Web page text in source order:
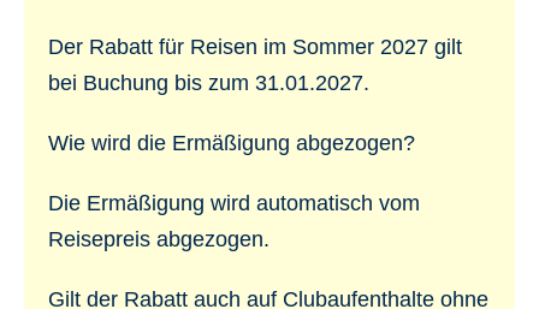
Der Rabatt für Reisen im Sommer 2027 gilt
bei Buchung bis zum 31.01.2027.
Wie wird die Ermäßigung abgezogen?
Die Ermäßigung wird automatisch vom
Reisepreis abgezogen.
Gilt der Rabatt auch auf Clubaufenthalte ohne